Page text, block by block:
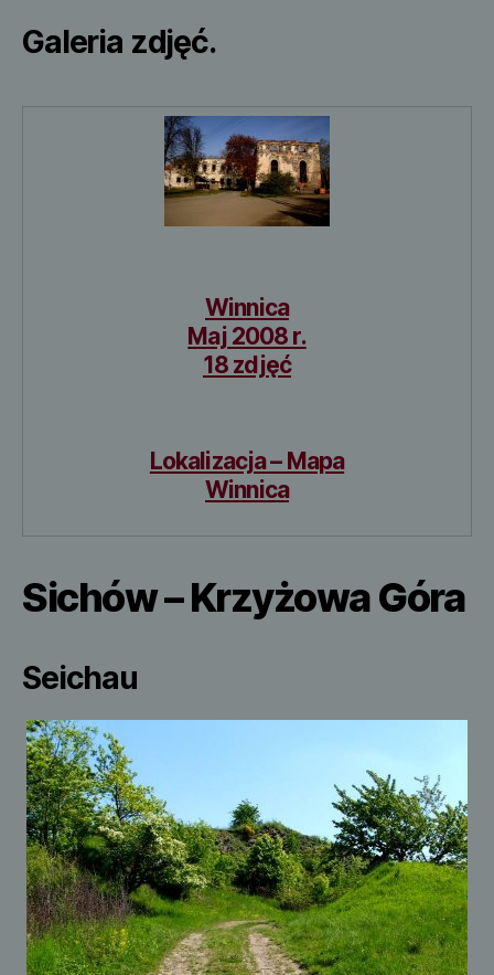
Galeria zdjęć.
Winnica
Maj 2008 r.
18 zdjęć
Lokalizacja – Mapa
Winnica
Sichów – Krzyżowa Góra
Seichau